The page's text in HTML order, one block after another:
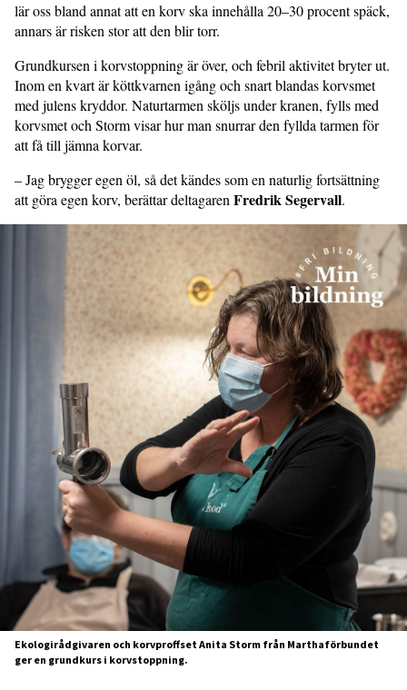
lär oss bland annat att en korv ska innehålla 20–30 procent späck,
annars är risken stor att den blir torr.
Grundkursen i korvstoppning är över, och febril aktivitet bryter ut.
Inom en kvart är köttkvarnen igång och snart blandas korvsmet
med julens kryddor. Naturtarmen sköljs under kranen, fylls med
korvsmet och Storm visar hur man snurrar den fyllda tarmen för
att få till jämna korvar.
– Jag brygger egen öl, så det kändes som en naturlig fortsättning
att göra egen korv, berättar deltagarenFredrik Segervall.
Ekologirådgivaren och korvproffset Anita Storm från Marthaförbundet
ger en grundkurs i korvstoppning.